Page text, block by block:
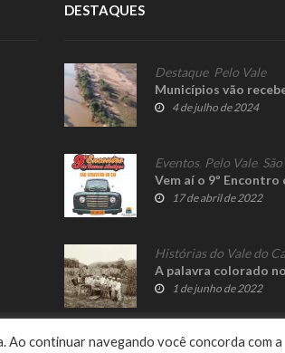
DESTAQUES
Destaque, Pelo Vale
Municípios vão
4 de julho de 2024
Eventos, Pelo Vale,
Vem aí o 9º
17 de abril de 2022
Histórias do Vale do
A palavra colorado
1 de junho de 2022
Ao continuar navegando você concorda com a